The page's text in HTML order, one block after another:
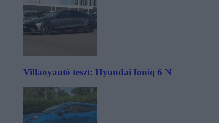
Villanyautó teszt: Hyundai Ioniq 6 N